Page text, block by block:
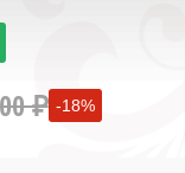
₽ -18%